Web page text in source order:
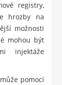
registry,
hrozby na
možnosti
mohou být
injektáže
pomocí